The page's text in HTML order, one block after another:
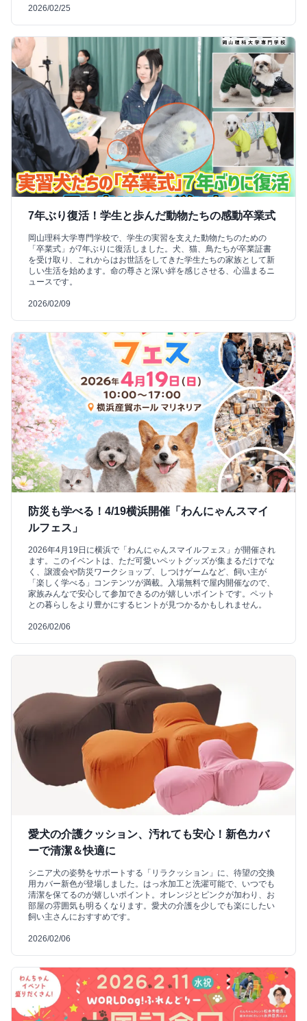
2026/02/25
7年ぶり復活！学生と歩んだ動物たちの感動卒業式
岡山理科大学専門学校で、学生の実習を支えた動物たちのための
「卒業式」が7年ぶりに復活しました。犬、猫、鳥たちが卒業証書
を受け取り、これからはお世話をしてきた学生たちの家族として新
しい生活を始めます。命の尊さと深い絆を感じさせる、心温まるニ
ュースです。
2026/02/09
防災も学べる！4/19横浜開催「わんにゃんスマイ
ルフェス」
2026年4月19日に横浜で「わんにゃんスマイルフェス」が開催され
ます。このイベントは、ただ可愛いペットグッズが集まるだけでな
く、譲渡会や防災ワークショップ、しつけゲームなど、飼い主が
「楽しく学べる」コンテンツが満載。入場無料で屋内開催なので、
家族みんなで安心して参加できるのが嬉しいポイントです。ペット
との暮らしをより豊かにするヒントが見つかるかもしれません。
2026/02/06
愛犬の介護クッション、汚れても安心！新色カバ
ーで清潔＆快適に
シニア犬の姿勢をサポートする「リラクッション」に、待望の交換
用カバー新色が登場しました。はっ水加工と洗濯可能で、いつでも
清潔を保てるのが嬉しいポイント。オレンジとピンクが加わり、お
部屋の雰囲気も明るくなります。愛犬の介護を少しでも楽にしたい
飼い主さんにおすすめです。
2026/02/06